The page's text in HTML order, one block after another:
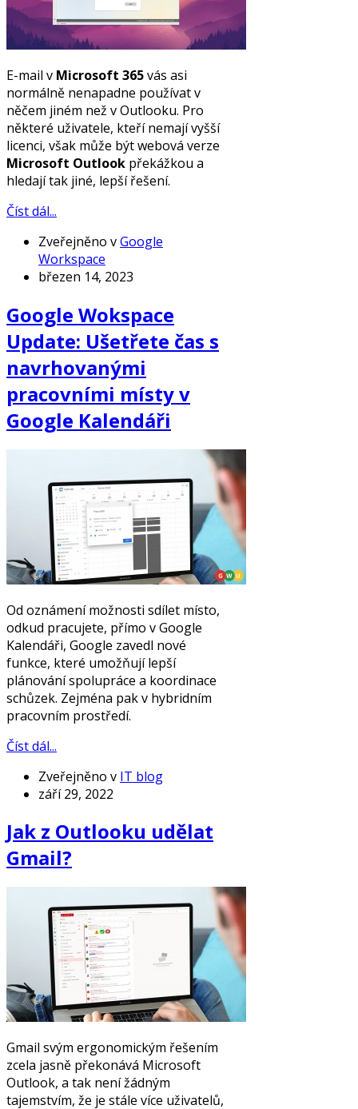
E-mail v Microsoft 365vás asi
normálně nenapadne používat v
něčem jiném než v Outlooku. Pro
některé uživatele, kteří nemají vyšší
licenci, však může být webová verze
Microsoft Outlook překážkou a
hledají tak jiné, lepší řešení.
Číst dál...
Zveřejněno vGoogle
Workspace
březen 14, 2023
Google Wokspace
Update: Ušetřete čas s
navrhovanými
pracovními místy v
Google Kalendáři
Od oznámení možnosti sdílet místo,
odkud pracujete, přímo v Google
Kalendáři, Google zavedl nové
funkce, které umožňují lepší
plánování spolupráce a koordinace
schůzek. Zejména pak v hybridním
pracovním prostředí.
Číst dál...
Zveřejněno v IT blog
září 29, 2022
Jak z Outlooku udělat
Gmail?
Gmail svým ergonomickým řešením
zcela jasně překonává Microsoft
Outlook, a tak není žádným
tajemstvím, že je stále více uživatelů,